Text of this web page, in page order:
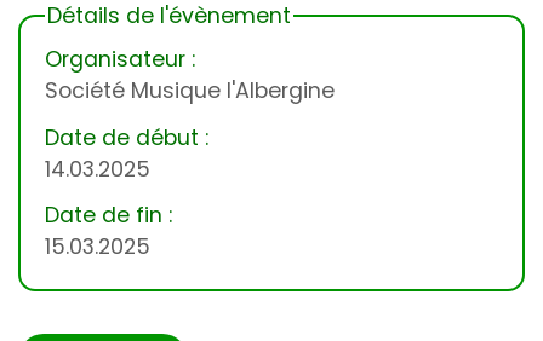
Détails de l'évènement
Organisateur :
Société Musique l'Albergine
Date de début :
14.03.2025
Date de fin :
15.03.2025